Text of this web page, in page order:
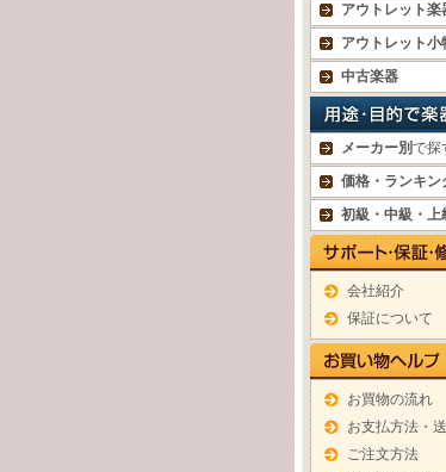
アウトレット楽
アウトレット小
中古楽器
メーカー別で探
価格・ランキン
初級・中級・上
会社紹介
保証について
お買物の流れ
お支払方法・
ご注文方法